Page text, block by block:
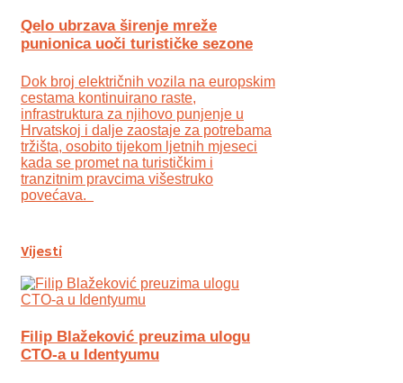
Qelo ubrzava širenje mreže
punionica uoči turističke sezone
Dok broj električnih vozila na europskim
cestama kontinuirano raste,
infrastruktura za njihovo punjenje u
Hrvatskoj i dalje zaostaje za potrebama
tržišta, osobito tijekom ljetnih mjeseci
kada se promet na turističkim i
tranzitnim pravcima višestruko
povećava.
Vijesti
Filip Blažeković preuzima ulogu
CTO-a u Identyumu